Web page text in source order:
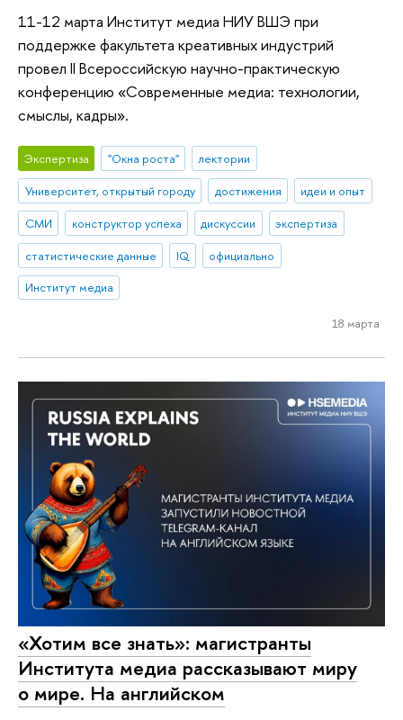
11-12 марта Институт медиа НИУ ВШЭ при
поддержке факультета креативных индустрий
провел II Всероссийскую научно-практическую
конференцию «Современные медиа: технологии,
смыслы, кадры».
Экспертиза "Окна роста"
лектории
Университет, открытый городу
достижения
идеи и опыт
СМИ
конструктор успеха дискуссии
экспертиза
статистические данные
IQ
официально
Институт медиа
18 марта
«Хотим все знать»: магистранты
Института медиа рассказывают миру
о мире. На английском